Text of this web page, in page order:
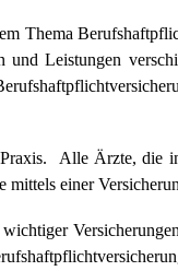
Thema
Leistungen
Praxis. Alle Ärzte, die
einer